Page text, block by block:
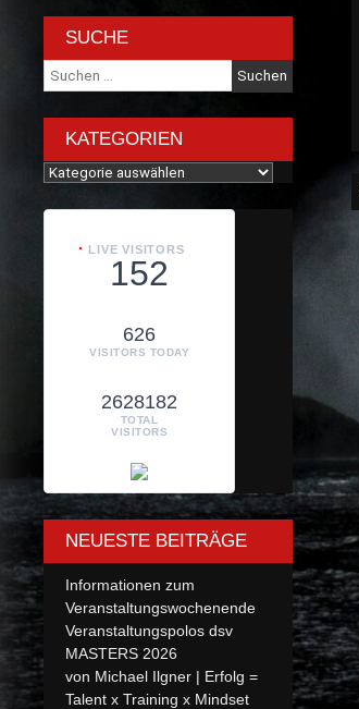
SUCHE
Suche
nach:
KATEGORIEN
Kategorien
LIVE VISITORS
152
626
VISITORS TODAY
2628182
TOTAL
VISITORS
NEUESTE BEITRÄGE
Informationen zum
Veranstaltungswochenende
Veranstaltungspolos dsv
MASTERS 2026
von Michael Ilgner | Erfolg =
Talent x Training x Mindset